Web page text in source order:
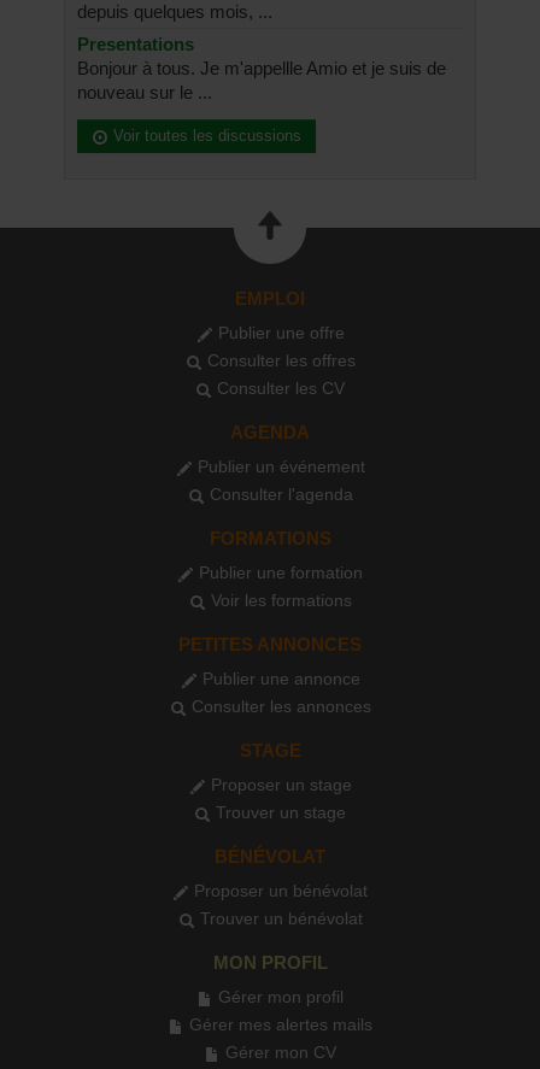
depuis quelques mois, ...
Presentations
Bonjour à tous. Je m'appellle Amio et je suis de
nouveau sur le ...
Voir toutes les discussions
EMPLOI
Publier une offre
Consulter les offres
Consulter les CV
AGENDA
Publier un événement
Consulter l'agenda
FORMATIONS
Publier une formation
Voir les formations
PETITES ANNONCES
Publier une annonce
Consulter les annonces
STAGE
Proposer un stage
Trouver un stage
BÉNÉVOLAT
Proposer un bénévolat
Trouver un bénévolat
MON PROFIL
Gérer mon profil
Gérer mes alertes mails
Gérer mon CV